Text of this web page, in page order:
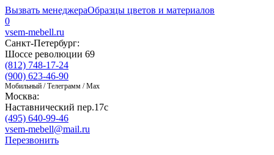
Вызвать менеджераОбразцы цветов и материалов
0
vsem-mebell.ru
Санкт-Петербург:
Шоссе революции 69
(812) 748-17-24
(900) 623-46-90
Мобильный / Телеграмм / Max
Москва:
Наставнический пер.17с
(495) 640-99-46
vsem-mebell@mail.ru
Перезвонить